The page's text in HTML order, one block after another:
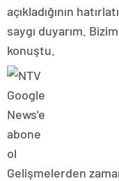
açıkladığının
saygı duyarım.
konuştu.
Gelişmelerden